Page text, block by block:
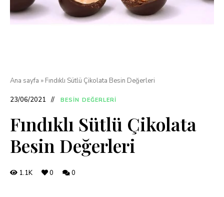
Ana sayfa » Fındıklı Sütlü Çikolata Besin Değerleri
23/06/2021 BESIN DEĞERLERI
Fındıklı Sütlü Çikolata
Besin Değerleri
1.1K 0 0